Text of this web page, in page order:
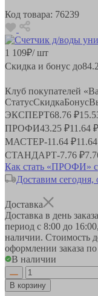
Код товара: 76239
1 109₽/ шт
Скидка и бонус до
Клуб покупателей
СтатусСкидкаБонус
ЭКСПЕРТ68.76 ₽
ПРОФИ43.25 ₽11.64 ₽
МАСТЕР-11.64 ₽
СТАНДАРТ-7.76 ₽
Как стать «ПРОФИ»
Доставим сегодня,
Доставка
Доставка в день
период с 8:00 до 16:00
наличии. Стоимость
оформлении заказа
В наличии
В корзину